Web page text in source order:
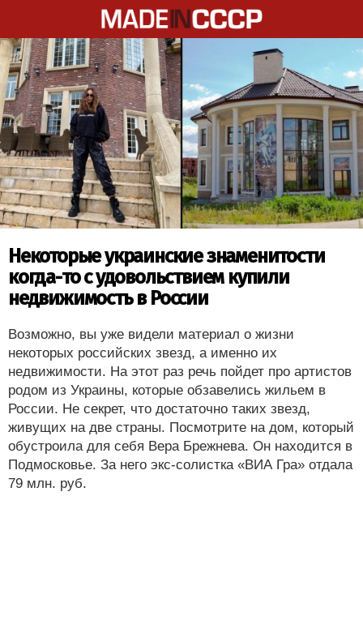
Некоторые украинские знаменитости
когда-то с удовольствием купили
недвижимость в России
Возможно, вы уже видели материал о жизни
некоторых российских звезд, а именно их
недвижимости. На этот раз речь пойдет про артистов
родом из Украины, которые обзавелись жильем в
России. Не секрет, что достаточно таких звезд,
живущих на две страны. Посмотрите на дом, который
обустроила для себя Вера Брежнева. Он находится в
Подмосковье. За него экс-солистка «ВИА Гра» отдала
79 млн. руб.